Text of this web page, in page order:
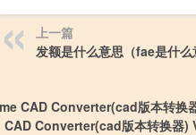
上一篇
发额是什么意思（fae是什么
CAD Converter(cad版本转换
CAD Converter(cad版本转换器)